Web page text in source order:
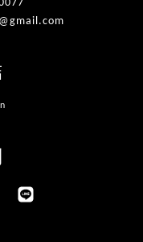
YouTube